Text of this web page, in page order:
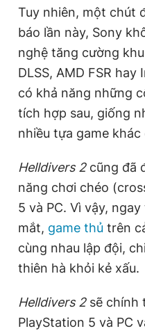
Tuy nhiên, một chút
báo lần này, Sony
nghệ tăng cường
DLSS, AMD FSR hay
có khả năng những
tích hợp sau, giống
nhiều tựa game
Helldivers 2cũng đã
năng chơi chéo
5 và PC. Vì vậy,
mắt, game thủ trên
cùng nhau lập đội,
thiên hà khỏi kẻ xấu.
Helldivers 2sẽ chính
PlayStation 5 và PC